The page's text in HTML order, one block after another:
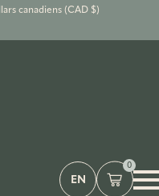
canadiens (CAD $)
EN
0